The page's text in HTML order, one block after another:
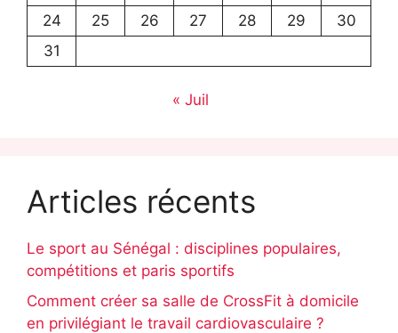
24
25 26 27 28 29
30
31
« Juil
Articles récents
Le sport au Sénégal : disciplines populaires,
compétitions et paris sportifs
Comment créer sa salle de CrossFit à domicile
en privilégiant le travail cardiovasculaire ?